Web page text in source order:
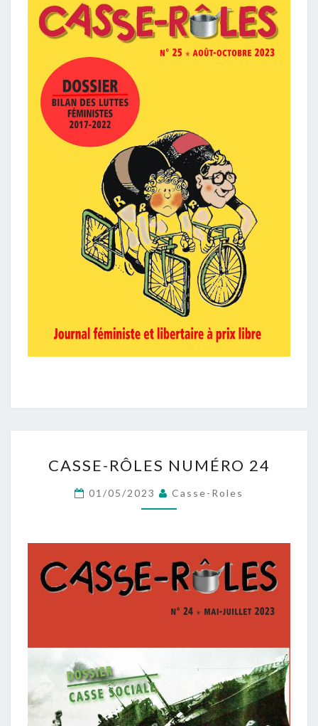
RÔLES
NUMÉRO
24
CASSE-RÔLES NUMÉRO 24
01/05/2023 Casse-Roles